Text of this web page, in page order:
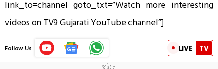
link_to=channel goto_txt=”Watch more interesting
videos on TV9 Gujarati YouTube channel”]
Follow Us LIVE TV